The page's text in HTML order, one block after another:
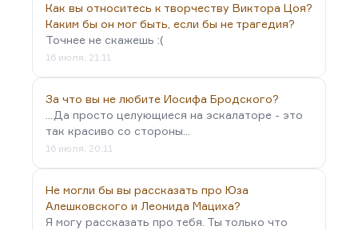
Как вы относитесь к творчеству Виктора Цоя?
Каким бы он мог быть, если бы не трагедия?
Точнее не скажешь :(
16 июля, 21:11
За что вы не любите Иосифа Бродского?
...Да просто целующиеся на эскалаторе - это
так красиво со стороны...
16 июля, 20:11
Не могли бы вы рассказать про Юза
Алешковского и Леонида Мациха?
Я могу рассказать про тебя. Ты только что